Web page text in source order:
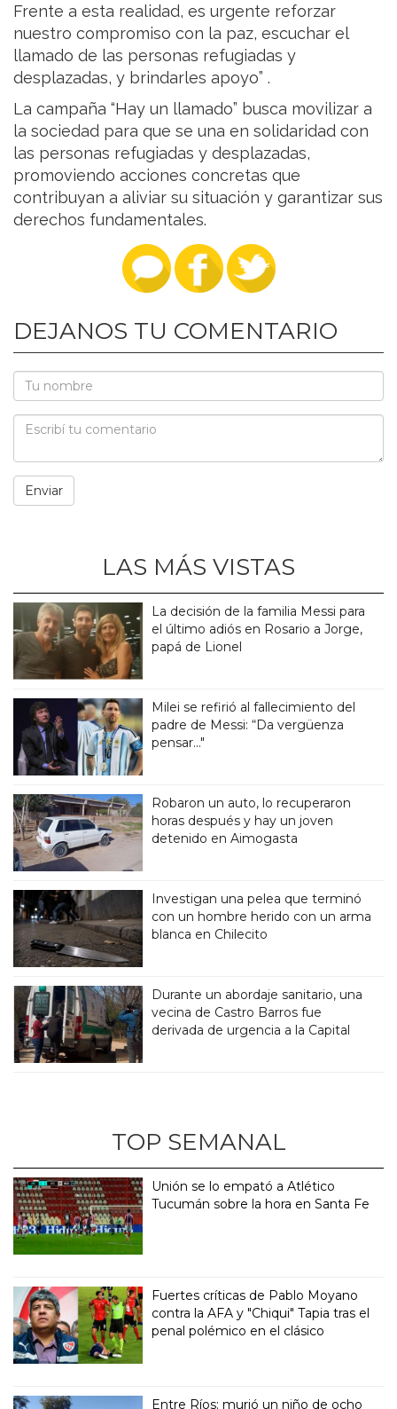
Frente a esta realidad, es urgente reforzar
nuestro compromiso con la paz, escuchar el
llamado de las personas refugiadas y
desplazadas, y brindarles apoyo” .
La campaña “Hay un llamado” busca movilizar a
la sociedad para que se una en solidaridad con
las personas refugiadas y desplazadas,
promoviendo acciones concretas que
contribuyan a aliviar su situación y garantizar sus
derechos fundamentales.
DEJANOS TU COMENTARIO
LAS MÁS VISTAS
La decisión de la familia Messi para
el último adiós en Rosario a Jorge,
papá de Lionel
Milei se refirió al fallecimiento del
padre de Messi: “Da vergüenza
pensar..."
Robaron un auto, lo recuperaron
horas después y hay un joven
detenido en Aimogasta
Investigan una pelea que terminó
con un hombre herido con un arma
blanca en Chilecito
Durante un abordaje sanitario, una
vecina de Castro Barros fue
derivada de urgencia a la Capital
TOP SEMANAL
Unión se lo empató a Atlético
Tucumán sobre la hora en Santa Fe
Fuertes críticas de Pablo Moyano
contra la AFA y "Chiqui" Tapia tras el
penal polémico en el clásico
Entre Ríos: murió un niño de ocho